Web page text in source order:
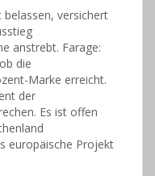
versichert
anstrebt. Farage:
die
Marke erreicht.
der
Es ist offen
europäische Projekt